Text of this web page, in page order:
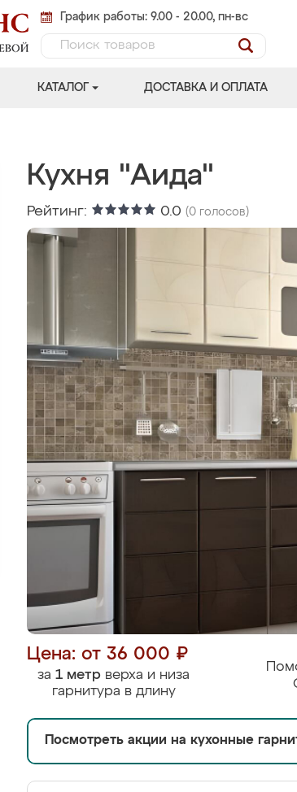
График работы: 9.00 - 20.00, пн-вс
КАТАЛОГ ДОСТАВКА И ОПЛАТА
Кухня "Аида"
Рейтинг: 0.0 (0 голосов)
Цена: от 36 000 ₽
за 1 метр верха и низа
гарнитура в длину
Посмотреть акции на кухонные